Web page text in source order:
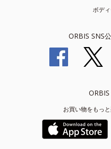
ボデ
ORBIS SNS
お買い物をもっ